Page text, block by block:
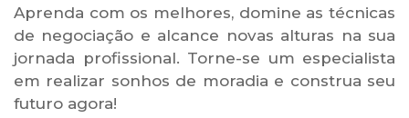
Aprenda com os melhores, domine as técnicas
de negociação e alcance novas alturas na sua
jornada profissional. Torne-se um especialista
em realizar sonhos de moradia e construa seu
futuro agora!